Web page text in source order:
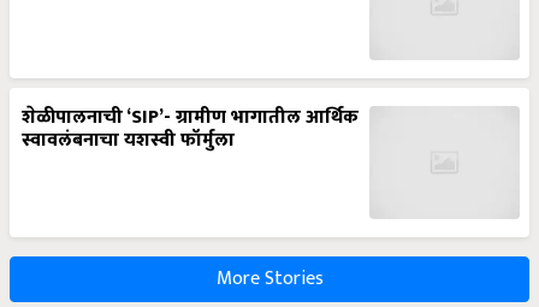
शेळीपालनाची ‘SIP’- ग्रामीण भागातील आर्थिक
स्वावलंबनाचा यशस्वी फॉर्मुला
More Stories